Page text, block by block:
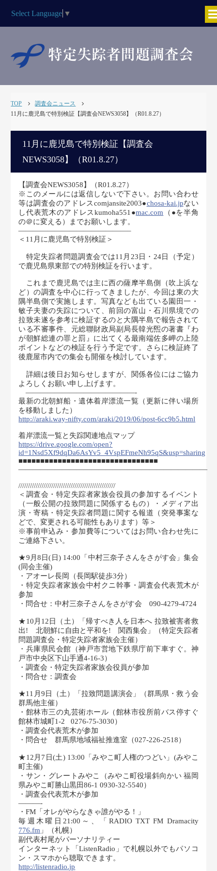
Select Language ▼
TOP
調査会ニュース
11月に鹿児島で特別検証【調査会NEWS3058】（R01.8.27）
11月に鹿児島で特別検証【調査会
NEWS3058】（R01.8.27）
【調査会NEWS3058】（R01.8.27）
※このメールには返信しないで下さい。お問い合わせ
等は調査会のアドレスcomjansite2003●chosa-kai.jpない
し代表荒木のアドレスkumoha551●mac.com （●を半角
の＠に変える）までお願いします。
———————————————–
＜11月に鹿児島で特別検証＞
特定失踪者問題調査会では11月23日・24日（予定）
で鹿児島県東部での特別検証を行います。
これまで鹿児島では主に西の薩摩半島側（吹上浜な
ど）の調査を中心に行ってきましたが、今回は東の大
隅半島側で実施します。写真なども出ている園田一・
敏子夫妻の失踪について、前回の富山・石川県境での
拉致未遂を参考に検証するのと大隅半島で報告されて
いる不審事件、元総聯財政局副局長韓光煕の著書『わ
が朝鮮総連の罪と罰』に出てくる最南端佐多岬の上陸
ポイントなどの検証を行う予定です。さらに検証終了
後鹿屋市内での集会も開催を検討しています。
詳細は後日お知らせしますが、関係各位にはご協力
よろしくお願い申し上げます。
———————————————-
最新の北朝鮮船・遺体着岸漂流一覧（更新に伴い場所
を移動しました）
http://araki.way-nifty.com/araki/2019/06/post-6cc9b5.html
着岸漂流一覧と失踪関連地点マップ
https://drive.google.com/open?
id=1Nsd5Xf9dqDa6AsYv5_4VspEFmeNh95qS&usp=sharing
■■■■■■■■■■■■■■■■■■■■■■■■■■■■■■■■
――――――――――――――――――――――――――
//////////////////////////////////////////////////
＜調査会・特定失踪者家族会役員の参加するイベント
（一般公開の拉致問題に関係するもの）・メディア出
演・寄稿・特定失踪者問題に関する報道（突発事案な
どで、変更される可能性もあります）等＞
※事前申込み・参加費等についてはお問い合わせ先に
ご連絡下さい。
★9月8日(日) 14:00「中村三奈子さんをさがす会」集会
(同会主催)
・アオーレ長岡（長岡駅徒歩3分）
・特定失踪者家族会中村クニ幹事・調査会代表荒木が
参加
・問合せ：中村三奈子さんをさがす会 090-4279-4724
★10月12日（土）「帰すべき人を日本へ 拉致被害者救
出! 北朝鮮に自由と平和を! 関西集会」（特定失踪者
問題調査会・特定失踪者家族会主催）
・兵庫県民会館（神戸市営地下鉄県庁前下車すぐ。神
戸市中央区下山手通4-16-3）
・調査会・特定失踪者家族会役員が参加
・問合せ：調査会
★11月9日（土）「拉致問題講演会」（群馬県・救う会
群馬他主催）
・館林市三の丸芸術ホール（館林市役所前バス停すぐ
館林市城町1-2 0276-75-3030）
・調査会代表荒木が参加
・問合せ 群馬県地域福祉推進室（027-226-2518）
★12月7日(土) 13:00「みやこ町人権のつどい」(みやこ
町主催)
・サン・グレートみやこ（みやこ町役場斜向かい 福岡
県みやこ町勝山黒田86-1 0930-32-5540）
・調査会代表荒木が参加
———-
・FM「オレがやらなきゃ誰がやる！」
毎週木曜日21:00～、「RADIO TXT FM Dramacity
776.fm 」（札幌）
副代表村尾がパーソナリティー
インターネット「ListenRadio」で札幌以外でもパソコ
ン・スマホから聴取できます。
http://listenradio.jp